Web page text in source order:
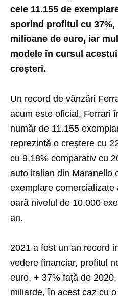
cele 11.155 de
sporind profitul cu 37%,
milioane de euro, iar
modele în cursul
creșteri.
Un record de vânzări
acum este oficial, Ferrari
număr de 11.155
reprezintă o creștere cu
cu 9,18% comparativ cu
auto italian din Maranello
exemplare
oară nivelul de 10.000
an.
2021 a fost un an record
vedere financiar, profitul
euro, + 37% față de
miliarde, în acest caz cu